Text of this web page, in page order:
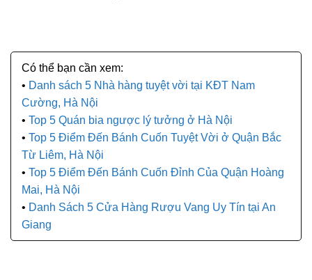
Danh sách 5 Nhà hàng tuyệt vời tại KĐT Nam
Cường, Hà Nội
Top 5 Quán bia ngược lý tưởng ở Hà Nội
Top 5 Điểm Đến Bánh Cuốn Tuyệt Vời ở Quận Bắc
Từ Liêm, Hà Nội
Top 5 Điểm Đến Bánh Cuốn Đỉnh Của Quận Hoàng
Mai, Hà Nội
Danh Sách 5 Cửa Hàng Rượu Vang Uy Tín tại An
Giang